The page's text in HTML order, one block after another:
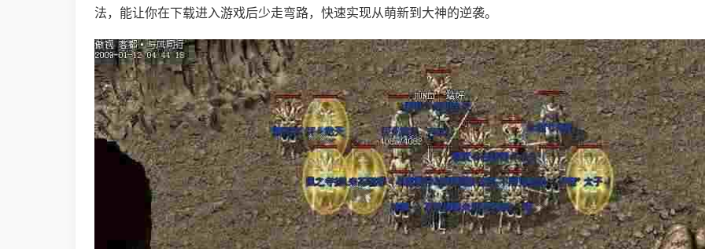
法，能让你在下载进入游戏后少走弯路，快速实现从萌新到大神的逆袭。